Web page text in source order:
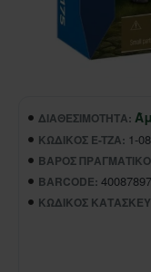
ΔΙΑΘΕΣΙΜΌΤΗΤΑ:
ΚΩΔΙΚΌΣ E-TZA: 1-
ΒΆΡΟΣ
BARCODE:
ΚΩΔΙΚΌΣ